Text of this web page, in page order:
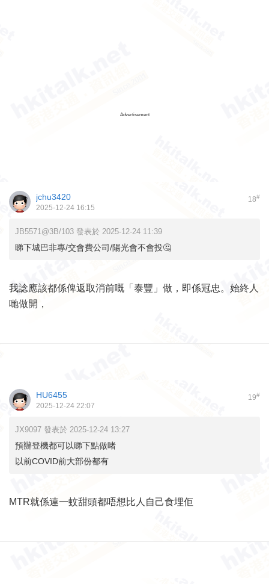
Advertisement
18#
jchu3420
2025-12-24 16:15
JB5571@3B/103 發表於 2025-12-24 11:39
睇下城巴非專/交會費公司/陽光會不會投🤔
我諗應該都係俾返取消前嘅「泰豐」做，即係冠忠。始終人
哋做開，
19#
HU6455
2025-12-24 22:07
JX9097 發表於 2025-12-24 13:27
預辦登機都可以睇下點做啫
以前COVID前大部份都有
MTR就係連一蚊甜頭都唔想比人自己食埋佢